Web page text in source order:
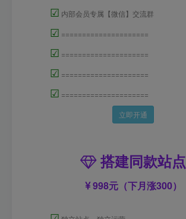
☑ 内部会员专属【微信】交流群
☑ =====================
☑ =====================
☑ =====================
☑ =====================
立即开通
搭建同款站点
998元（下月涨300）